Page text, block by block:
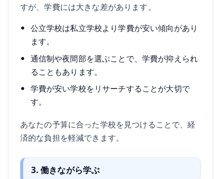
すが、学費には大きな差があります。
公立学校は私立学校より学費が安い傾向があり
ます。
通信制や夜間部を選ぶことで、学費が抑えられ
ることもあります。
学費が安い学校をリサーチすることが大切で
す。
あなたの予算に合った学校を見つけることで、経
済的な負担を軽減できます。
3. 働きながら学ぶ